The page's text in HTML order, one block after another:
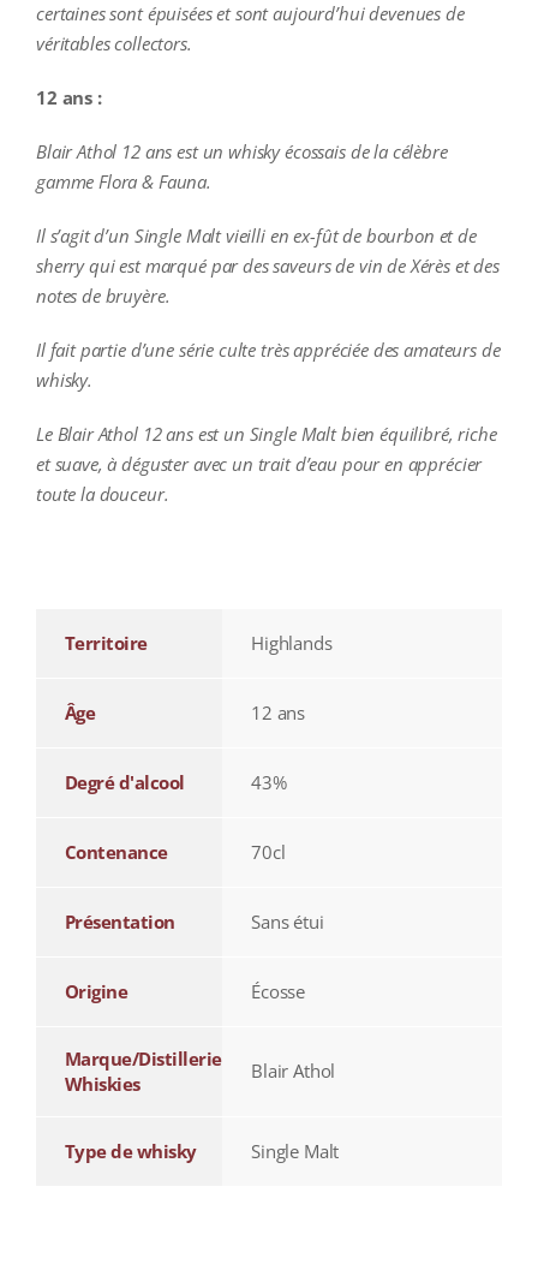
certaines sont épuisées et sont aujourd’hui devenues de
véritables collectors.
12 ans :
Blair Athol 12 ans est un whisky écossais de la célèbre
gamme Flora & Fauna.
Il s’agit d’un Single Malt vieilli en ex-fût de bourbon et de
sherry qui est marqué par des saveurs de vin de Xérès et des
notes de bruyère.
Il fait partie d’une série culte très appréciée des amateurs de
whisky.
Le Blair Athol 12 ans est un Single Malt bien équilibré, riche
et suave, à déguster avec un trait d’eau pour en apprécier
toute la douceur.
Territoire Highlands
Âge 12 ans
Degré d'alcool 43%
Contenance 70cl
Présentation Sans étui
Origine Écosse
Marque/Distillerie
Whiskies
Blair Athol
Type de whisky Single Malt